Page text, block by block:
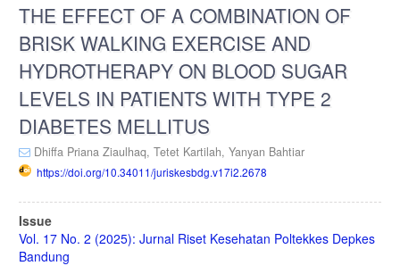
Sidebar
THE EFFECT OF A COMBINATION OF
BRISK WALKING EXERCISE AND
HYDROTHERAPY ON BLOOD SUGAR
LEVELS IN PATIENTS WITH TYPE 2
DIABETES MELLITUS
Dhiffa Priana Ziaulhaq, Tetet Kartilah, Yanyan Bahtiar
https://doi.org/10.34011/juriskesbdg.v17i2.2678
Article
Sidebar
Issue
Vol. 17 No. 2 (2025): Jurnal Riset Kesehatan Poltekkes Depkes
Bandung